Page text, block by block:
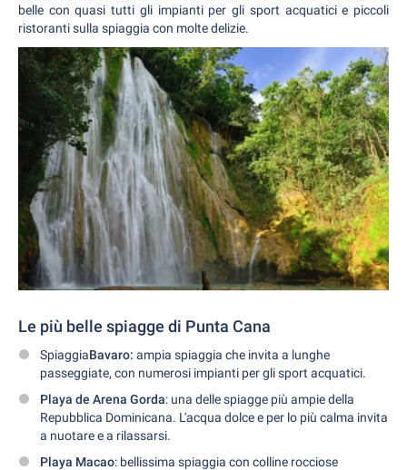
belle con quasi tutti gli impianti per gli sport acquatici e piccoli
ristoranti sulla spiaggia con molte delizie.
Le più belle spiagge di Punta Cana
SpiaggiaBavaro: ampia spiaggia che invita a lunghe
passeggiate, con numerosi impianti per gli sport acquatici.
Playa de Arena Gorda: una delle spiagge più ampie della
Repubblica Dominicana. L'acqua dolce e per lo più calma invita
a nuotare e a rilassarsi.
Playa Macao: bellissima spiaggia con colline rocciose